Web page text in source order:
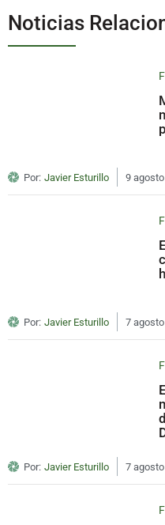
Noticias
Por: Javier Esturillo 9
Por: Javier Esturillo 7
Por: Javier Esturillo 7